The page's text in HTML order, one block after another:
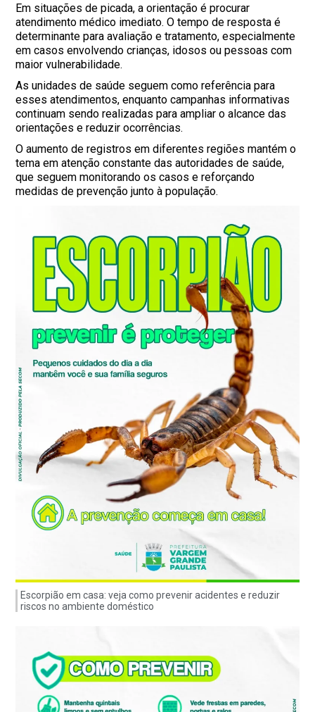
Em situações de picada, a orientação é procurar
atendimento médico imediato. O tempo de resposta é
determinante para avaliação e tratamento, especialmente
em casos envolvendo crianças, idosos ou pessoas com
maior vulnerabilidade.
As unidades de saúde seguem como referência para
esses atendimentos, enquanto campanhas informativas
continuam sendo realizadas para ampliar o alcance das
orientações e reduzir ocorrências.
O aumento de registros em diferentes regiões mantém o
tema em atenção constante das autoridades de saúde,
que seguem monitorando os casos e reforçando
medidas de prevenção junto à população.
Escorpião em casa: veja como prevenir acidentes e reduzir
riscos no ambiente doméstico